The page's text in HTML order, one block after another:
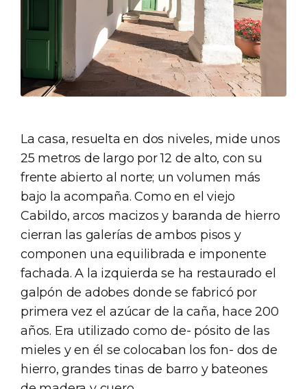
La casa, resuelta en dos niveles, mide unos
25 metros de largo por 12 de alto, con su
frente abierto al norte; un volumen más
bajo la acompaña. Como en el viejo
Cabildo, arcos macizos y baranda de hierro
cierran las galerías de ambos pisos y
componen una equilibrada e imponente
fachada. A la izquierda se ha restaurado el
galpón de adobes donde se fabricó por
primera vez el azúcar de la caña, hace 200
años. Era utilizado como de- pósito de las
mieles y en él se colocaban los fon- dos de
hierro, grandes tinas de barro y bateones